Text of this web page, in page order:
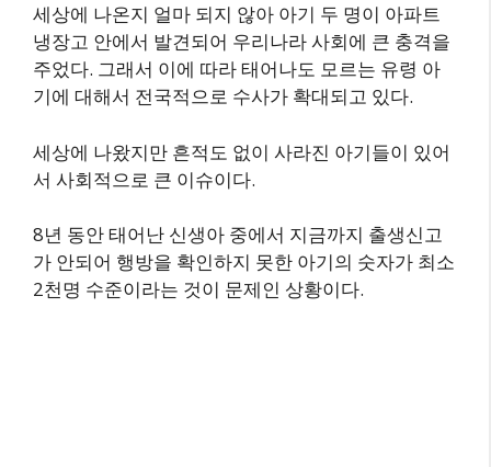
세상에 나온지 얼마 되지 않아 아기 두 명이 아파트
냉장고 안에서 발견되어 우리나라 사회에 큰 충격을
주었다. 그래서 이에 따라 태어나도 모르는 유령 아
기에 대해서 전국적으로 수사가 확대되고 있다.
세상에 나왔지만 흔적도 없이 사라진 아기들이 있어
서 사회적으로 큰 이슈이다.
8년 동안 태어난 신생아 중에서 지금까지 출생신고
가 안되어 행방을 확인하지 못한 아기의 숫자가 최소
2천명 수준이라는 것이 문제인 상황이다.